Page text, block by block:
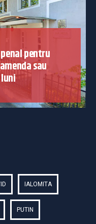
pentru
sau
IALOMITA
PUTIN